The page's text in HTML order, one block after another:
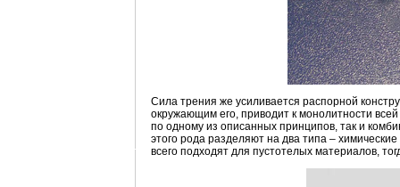
Сила трения же усиливается распорной
окружающим его, приводит к монолитности
по одному из описанных принципов, так и
этого рода разделяют на два типа –
всего подходят для пустотелых материалов,